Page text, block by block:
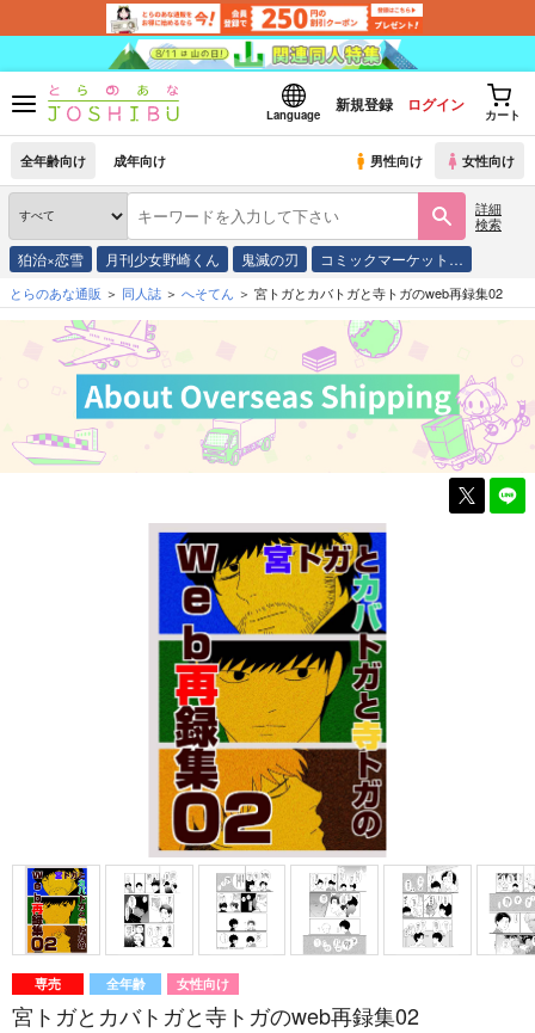
Language
新規登録 ログイン
カート
全年齢向け 成年向け 男性向け 女性向け
詳細
検索
狛治×恋雪 月刊少女野崎くん 鬼滅の刃 コミックマーケット…
とらのあな通販 同人誌 へそてん 宮トガとカバトガと寺トガのweb再録集02
専売 全年齢 女性向け
宮トガとカバトガと寺トガのweb再録集02